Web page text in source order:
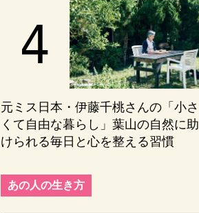
元ミス日本・伊藤千桃さんの「小さ
くて自由な暮らし」葉山の自然に助
けられる毎日と心を整える習慣
あの人の生き方